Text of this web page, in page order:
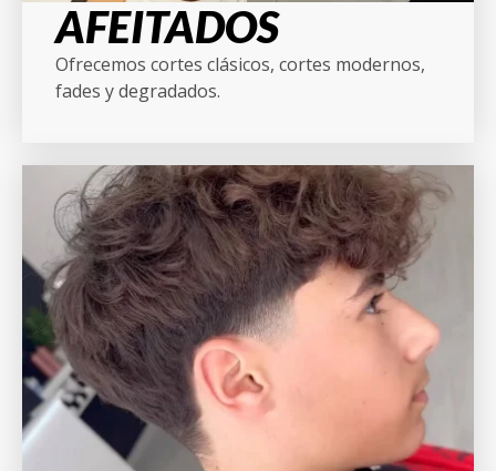
AFEITADOS
Ofrecemos cortes clásicos, cortes modernos,
fades y degradados.